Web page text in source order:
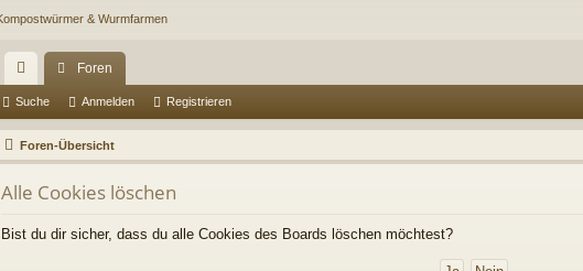
ch
ne
llz
ug
riff
Foren
Suche Anmelden Registrieren
Foren-Übersicht
Alle Cookies löschen
Bist du dir sicher, dass du alle Cookies des Boards löschen möchtest?